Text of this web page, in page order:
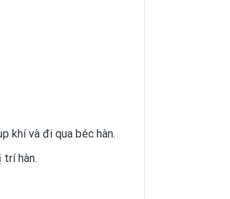
khí và đi qua béc hàn.
trí hàn.